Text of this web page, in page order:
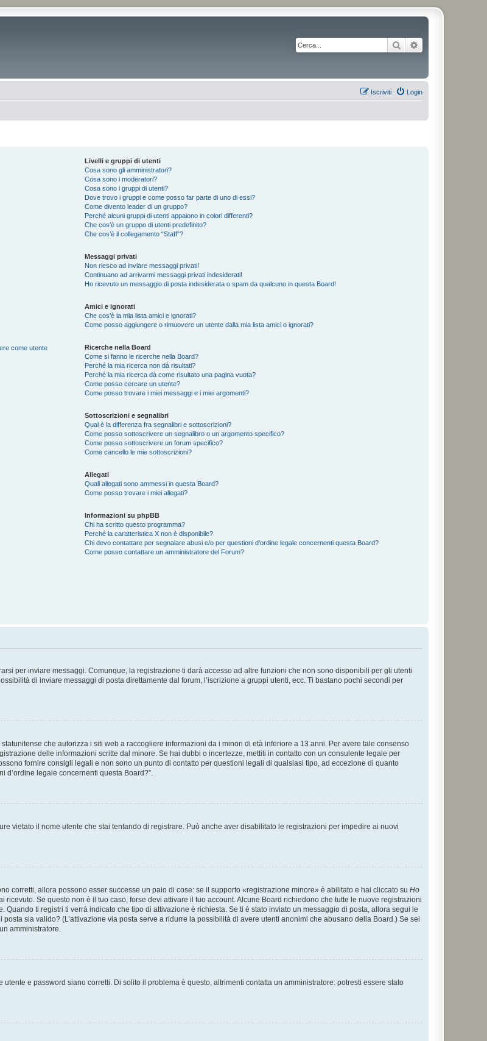
Cerca
Login
Iscriviti
come utente
Livelli e gruppi di utenti
Cosa sono gli amministratori?
Cosa sono i moderatori?
Cosa sono i gruppi di utenti?
Dove trovo i gruppi e come posso far parte di uno di essi?
Come divento leader di un gruppo?
Perché alcuni gruppi di utenti appaiono in colori differenti?
Che cos’è un gruppo di utenti predefinito?
Che cos’è il collegamento “Staff”?
Messaggi privati
Non riesco ad inviare messaggi privati!
Continuano ad arrivarmi messaggi privati indesiderati!
Ho ricevuto un messaggio di posta indesiderata o spam da qualcuno in questa Board!
Amici e ignorati
Che cos’è la mia lista amici e ignorati?
Come posso aggiungere o rimuovere un utente dalla mia lista amici o ignorati?
Ricerche nella Board
Come si fanno le ricerche nella Board?
Perché la mia ricerca non dà risultati?
Perché la mia ricerca dà come risultato una pagina vuota?
Come posso cercare un utente?
Come posso trovare i miei messaggi e i miei argomenti?
Sottoscrizioni e segnalibri
Qual è la differenza fra segnalibri e sottoscrizioni?
Come posso sottoscrivere un segnalibro o un argomento specifico?
Come posso sottoscrivere un forum specifico?
Come cancello le mie sottoscrizioni?
Allegati
Quali allegati sono ammessi in questa Board?
Come posso trovare i miei allegati?
Informazioni su phpBB
Chi ha scritto questo programma?
Perché la caratteristica X non è disponibile?
Chi devo contattare per segnalare abusi e/o per questioni d’ordine legale concernenti questa Board?
Come posso contattare un amministratore del Forum?
per inviare messaggi. Comunque, la registrazione ti darà accesso ad altre funzioni che non sono disponibili per gli utenti
di inviare messaggi di posta direttamente dal forum, l’iscrizione a gruppi utenti, ecc. Ti bastano pochi secondi per
che autorizza i siti web a raccogliere informazioni da i minori di età inferiore a 13 anni. Per avere tale consenso
delle informazioni scritte dal minore. Se hai dubbi o incertezze, mettiti in contatto con un consulente legale per
fornire consigli legali e non sono un punto di contatto per questioni legali di qualsiasi tipo, ad eccezione di quanto
d’ordine legale concernenti questa Board?”.
vietato il nome utente che stai tentando di registrare. Può anche aver disabilitato le registrazioni per impedire ai nuovi
corretti, allora possono esser successe un paio di cose: se il supporto «registrazione minore» è abilitato e hai cliccato su Ho
Se questo non è il tuo caso, forse devi attivare il tuo account. Alcune Board richiedono che tutte le nuove registrazioni
ti registri ti verrà indicato che tipo di attivazione è richiesta. Se ti è stato inviato un messaggio di posta, allora segui le
sia valido? (L’attivazione via posta serve a ridurre la possibilità di avere utenti anonimi che abusano della Board.) Se sei
amministratore.
e password siano corretti. Di solito il problema è questo, altrimenti contatta un amministratore: potresti essere stato